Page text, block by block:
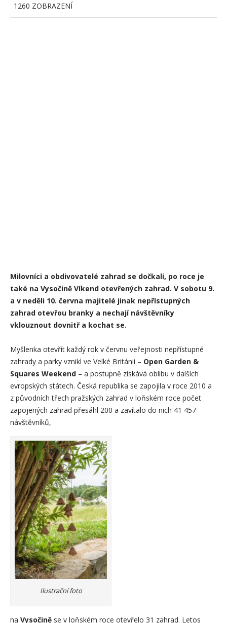
1260 ZOBRAZENÍ
Milovníci a obdivovatelé zahrad se dočkali, po roce je
také na Vysočině Víkend otevřených zahrad. V sobotu 9.
a v neděli 10. června majitelé jinak nepřístupných
zahrad otevřou branky a nechají návštěvníky
vklouznout dovnitř a kochat se.
Myšlenka otevřít každý rok v červnu veřejnosti nepřístupné
zahrady a parky vznikl ve Velké Británii – Open Garden &
Squares Weekend – a postupně získává oblibu v dalších
evropských státech. Česká republika se zapojila v roce 2010 a
z původních třech pražských zahrad v loňském roce počet
zapojených zahrad přesáhl 200 a zavítalo do nich 41 457
návštěvníků,
Ilustrační foto
na Vysočině se v loňském roce otevřelo 31 zahrad. Letos